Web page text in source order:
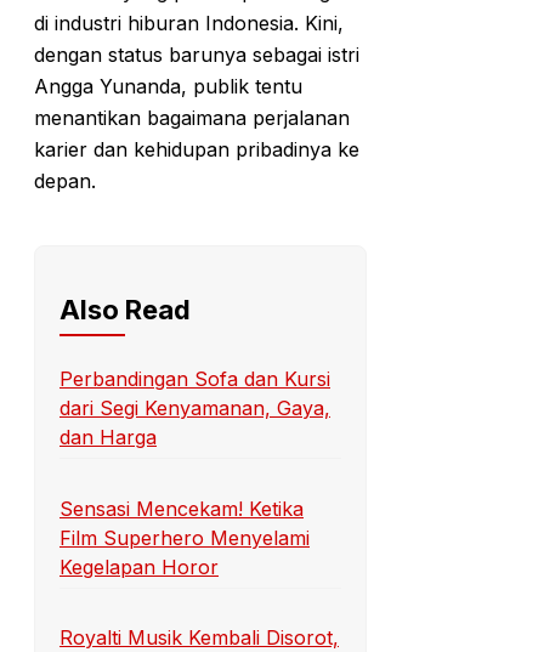
di industri hiburan Indonesia. Kini,
dengan status barunya sebagai istri
Angga Yunanda, publik tentu
menantikan bagaimana perjalanan
karier dan kehidupan pribadinya ke
depan.
Also Read
Perbandingan Sofa dan Kursi
dari Segi Kenyamanan, Gaya,
dan Harga
Sensasi Mencekam! Ketika
Film Superhero Menyelami
Kegelapan Horor
Royalti Musik Kembali Disorot,